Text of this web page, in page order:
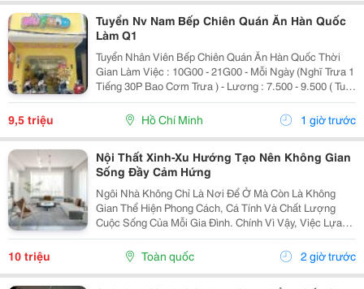
Tuyển Nv Nam Bếp Chiên Quán Ăn Hàn Quốc
Làm Q1
Tuyển Nhân Viên Bếp Chiên Quán Ăn Hàn Quốc Thời
Gian Làm Việc : 10G00 - 21G00 - Mỗi Ngày (Nghĩ Trưa 1
Tiếng 30P Bao Cơm Trưa ) - Lương : 7.500 - 9.500 ( Tuỳ
Theo Năng Lực ) Mô Tả Công Việc: - Bếp Chiên : Sử
Dụng Được Chảo Non Biết Chiên...
9,5 triệu Hồ Chí Minh 1 giờ trước
Nội Thất Xinh-Xu Hướng Tạo Nên Không Gian
Sống Đầy Cảm Hứng
Ngôi Nhà Không Chỉ Là Nơi Để Ở Mà Còn Là Không
Gian Thể Hiện Phong Cách, Cá Tính Và Chất Lượng
Cuộc Sống Của Mỗi Gia Đình. Chính Vì Vậy, Việc Lựa
Chọn Nội Thất Xinh Đang Trở Thành Xu Hướng Được
Nhiều Người Quan Tâm Khi Muốn Biến Không Gian
Sống Trở...
10 triệu Toàn quốc 2 giờ trước